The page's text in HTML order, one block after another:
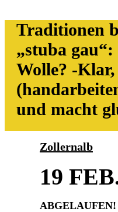
Traditionen
„stuba
Wolle? -
und macht
Zollernalb
19
ABGELAUFEN!